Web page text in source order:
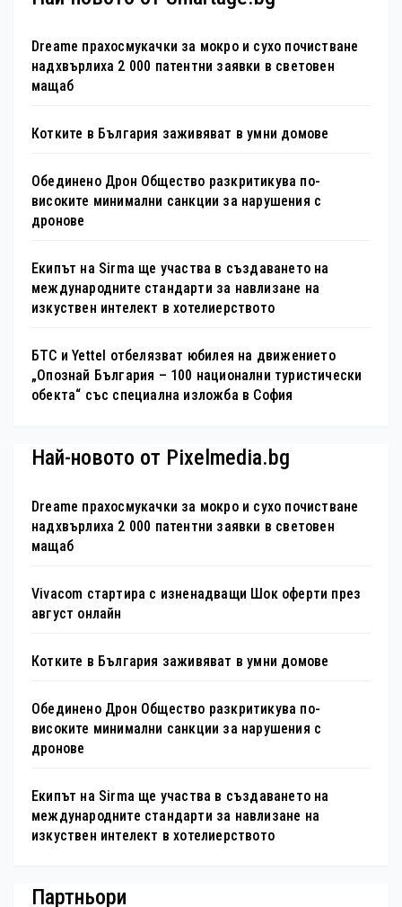
Dreame прахосмукачки за мокро и сухо почистване
надхвърлиха 2 000 патентни заявки в световен
мащаб
Котките в България заживяват в умни домове
Обединено Дрон Общество разкритикува по-
високите минимални санкции за нарушения с
дронове
Екипът на Sirma ще участва в създаването на
международните стандарти за навлизане на
изкуствен интелект в хотелиерството
БТС и Yettel отбелязват юбилея на движението
„Опознай България – 100 национални туристически
обекта“ със специална изложба в София
Най-новото от Pixelmedia.bg
Dreame прахосмукачки за мокро и сухо почистване
надхвърлиха 2 000 патентни заявки в световен
мащаб
Vivacom стартира с изненадващи Шок оферти през
август онлайн
Котките в България заживяват в умни домове
Обединено Дрон Общество разкритикува по-
високите минимални санкции за нарушения с
дронове
Екипът на Sirma ще участва в създаването на
международните стандарти за навлизане на
изкуствен интелект в хотелиерството
Партньори